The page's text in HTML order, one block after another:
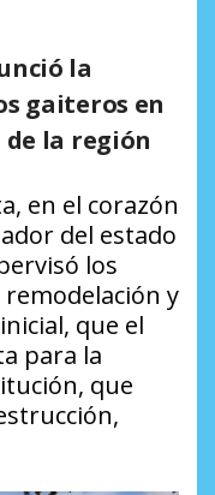
la
gaiteros en
de la región
en el corazón
del estado
los
y
que el
para la
que